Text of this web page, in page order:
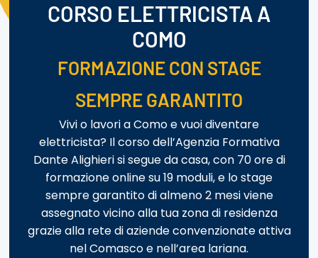
CORSO ELETTRICISTA A
COMO
FORMAZIONE CON STAGE
SEMPRE GARANTITO
Vivi o lavori a Como e vuoi diventare
elettricista? Il corso dell’Agenzia Formativa
Dante Alighieri si segue da casa, con 70 ore di
formazione online su 19 moduli, e lo stage
sempre garantito di almeno 2 mesi viene
assegnato vicino alla tua zona di residenza
grazie alla rete di aziende convenzionate attiva
nel Comasco e nell’area lariana.